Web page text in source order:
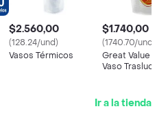
$2.560,00
(128.24/und)
Vasos Térmicos
$1.740,00
(1740.70/und)
Great Value
Vaso Traslucido
Ir a la tienda